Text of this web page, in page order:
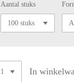
Aantal stuks
In